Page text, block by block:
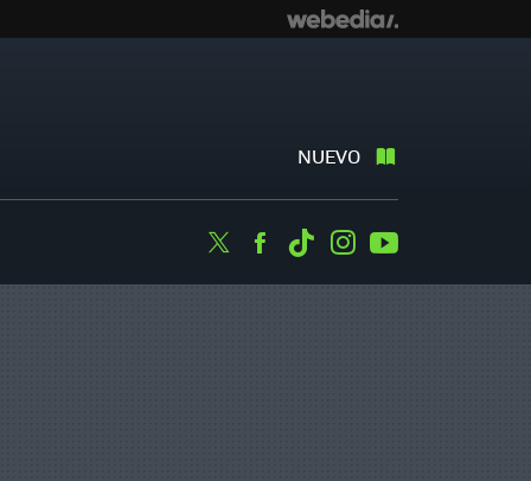
NUEVO
TwitterFacebook
TiktokInstagram